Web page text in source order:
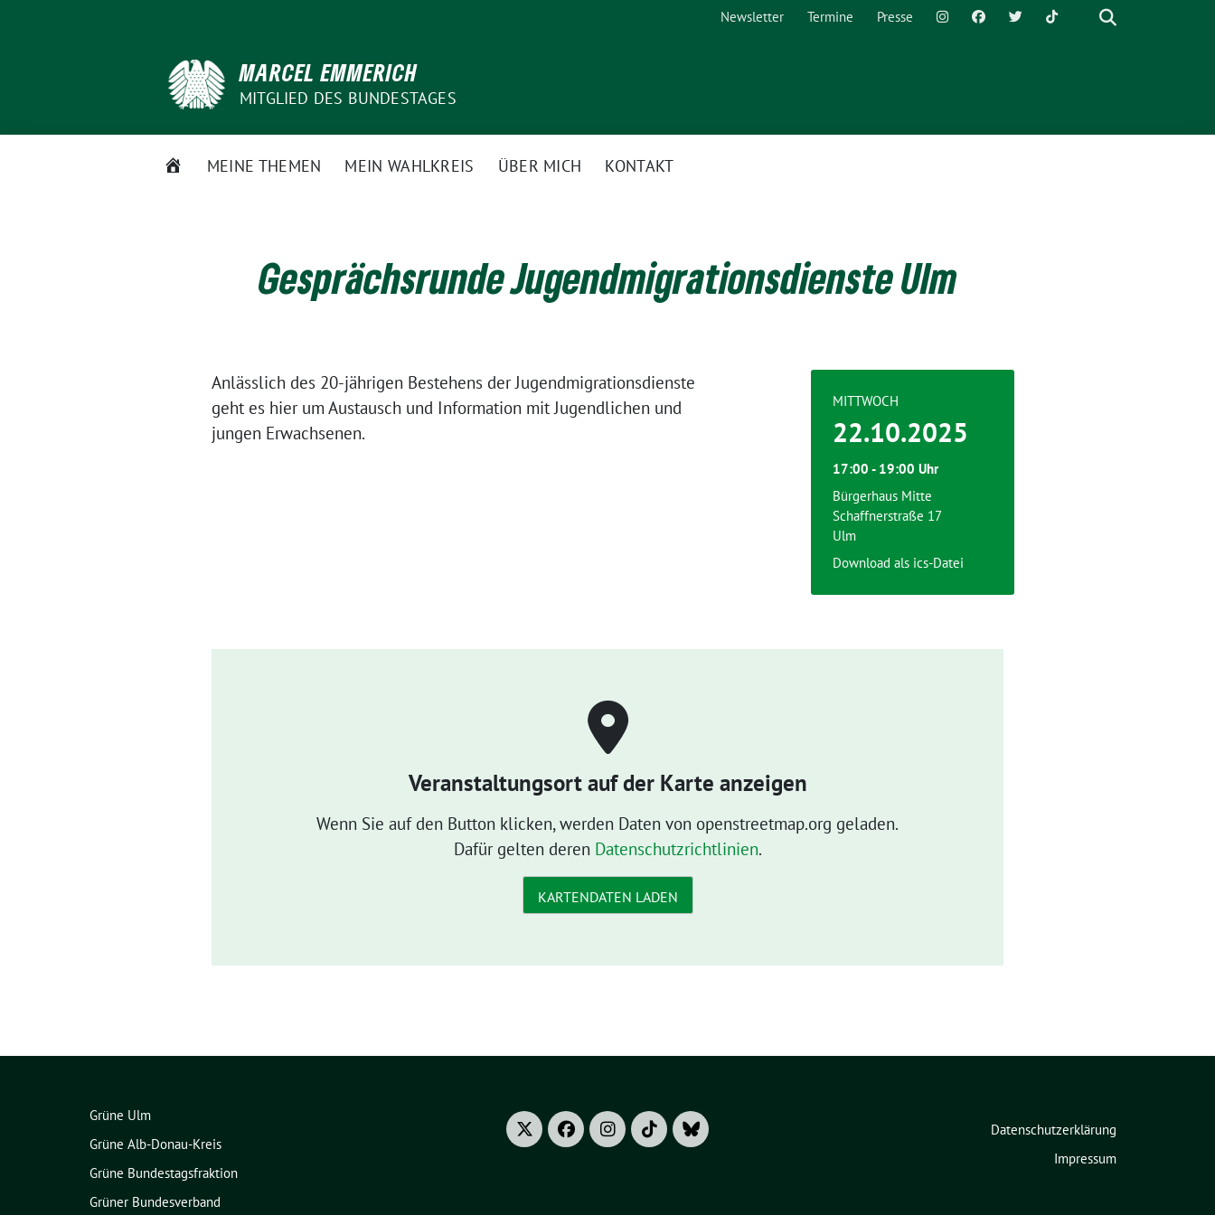
Newsletter Termine Presse
MARCEL EMMERICH
MITGLIED DES BUNDESTAGES
STARTSEITE
MEINE THEMEN MEIN WAHLKREIS ÜBER MICH KONTAKT
Gesprächsrunde Jugendmigrationsdienste Ulm
Anlässlich des 20-jährigen Bestehens der Jugendmigrationsdienste
geht es hier um Austausch und Information mit Jugendlichen und
jungen Erwachsenen.
MITTWOCH
22.10.2025
17:00 - 19:00 Uhr
Bürgerhaus Mitte
Schaffnerstraße 17
Ulm
Download als ics-Datei
Veranstaltungsort auf der Karte anzeigen
Wenn Sie auf den Button klicken, werden Daten von openstreetmap.org geladen.
Dafür gelten deren Datenschutzrichtlinien.
KARTENDATEN LADEN
Grüne Ulm
Grüne Alb-Donau-Kreis
Grüne Bundestagsfraktion
Grüner Bundesverband
Datenschutzerklärung
Impressum